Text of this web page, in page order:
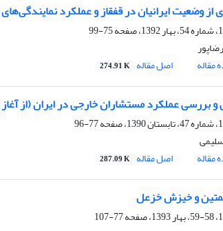
وضعیت ایرانیان در قفقاز و عملکرد نمایندگی‌های ایران طی
75-99
مقاله
اصل مقاله 274.91 K
بررسی عملکرد مستشاران خارجی در ایران (از
77-96
مقاله
اصل مقاله 287.09 K
و خیزش خزعل
77-107